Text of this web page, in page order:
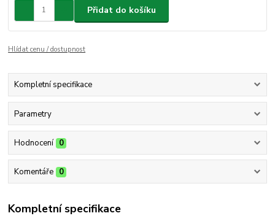
Přidat do košíku
Hlídat cenu / dostupnost
Kompletní specifikace
Parametry
Hodnocení 0
Komentáře 0
Kompletní specifikace